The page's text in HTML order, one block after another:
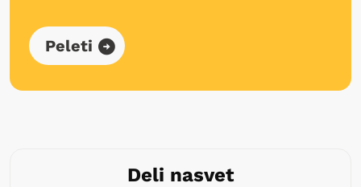
Peleti
Deli nasvet